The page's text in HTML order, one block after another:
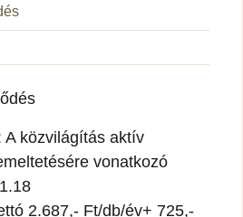
A közvilágítás aktív
vonatkozó
2.687,- Ft/db/év+ 725,-